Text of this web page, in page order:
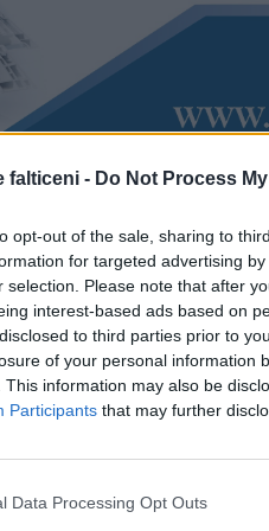
falticeni - Do Not Process
opt-out of the sale, sharing to
for targeted advertising
selection. Please note that after
interest-based ads based on
to third parties prior to
of your personal information
This information may also be
Participants that may further
Data Processing Opt Outs
„armele” polițiștilor.
continuă acțiunile
în contextul sezonului
Drugtest, rezultatul fiind
un tânăr de 26 de ani,
Renault în